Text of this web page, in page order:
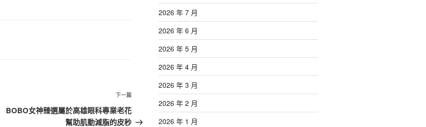
下
一
篇
下一篇
BOBO女神臻選屬於高雄眼科專業老花
幫助肌動減脂的皮秒
2026 年 7 月
2026 年 6 月
2026 年 5 月
2026 年 4 月
2026 年 3 月
2026 年 2 月
2026 年 1 月